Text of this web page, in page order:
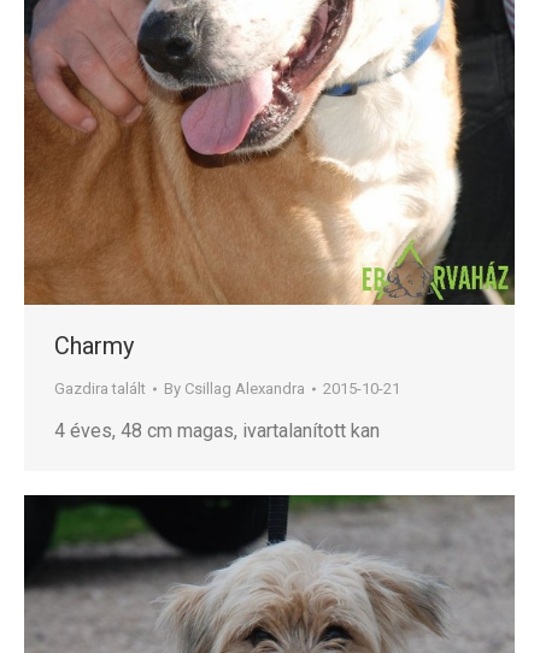
Charmy
Gazdira talált By Csillag Alexandra 2015-10-21
4 éves, 48 cm magas, ivartalanított kan